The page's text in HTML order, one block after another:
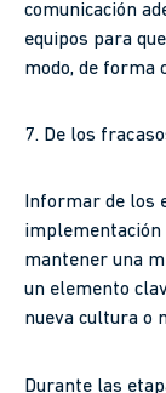
comunicación
equipos para
modo, de forma
7. De los
Informar de los
implementación
mantener una
un elemento
nueva cultura o
Durante las